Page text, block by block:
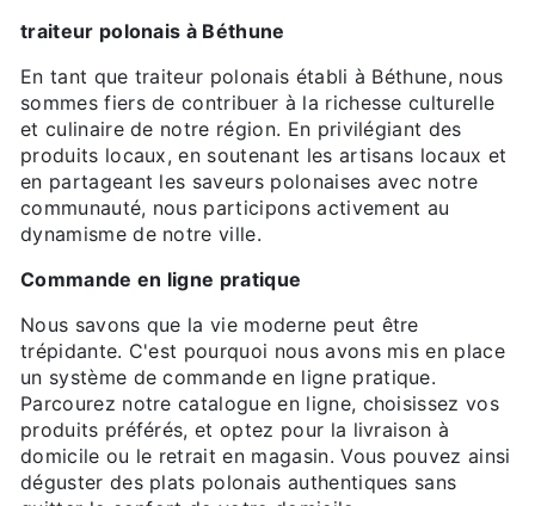
traiteur polonais à Béthune
En tant que traiteur polonais établi à Béthune, nous
sommes fiers de contribuer à la richesse culturelle
et culinaire de notre région. En privilégiant des
produits locaux, en soutenant les artisans locaux et
en partageant les saveurs polonaises avec notre
communauté, nous participons activement au
dynamisme de notre ville.
Commande en ligne pratique
Nous savons que la vie moderne peut être
trépidante. C'est pourquoi nous avons mis en place
un système de commande en ligne pratique.
Parcourez notre catalogue en ligne, choisissez vos
produits préférés, et optez pour la livraison à
domicile ou le retrait en magasin. Vous pouvez ainsi
déguster des plats polonais authentiques sans